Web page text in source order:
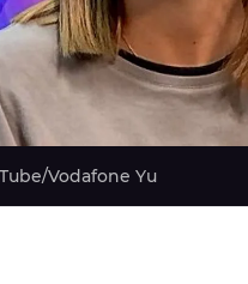
Vodafone Yu